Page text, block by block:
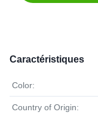
Caractéristiques
Color:
Country of Origin: